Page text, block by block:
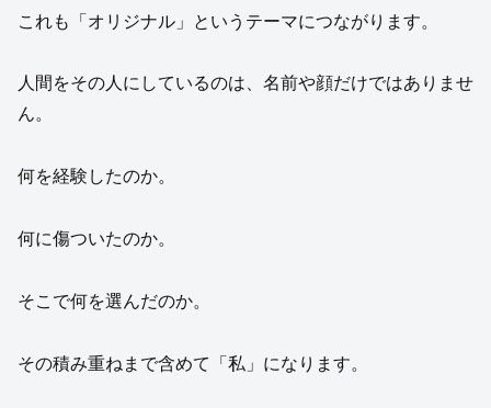
これも「オリジナル」というテーマにつながります。
人間をその人にしているのは、名前や顔だけではありませ
ん。
何を経験したのか。
何に傷ついたのか。
そこで何を選んだのか。
その積み重ねまで含めて「私」になります。